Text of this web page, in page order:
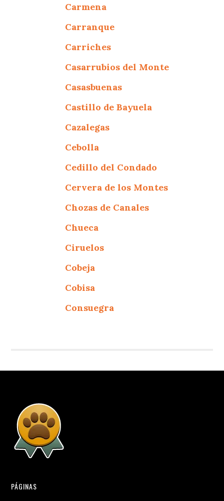
Carmena
Carranque
Carriches
Casarrubios del Monte
Casasbuenas
Castillo de Bayuela
Cazalegas
Cebolla
Cedillo del Condado
Cervera de los Montes
Chozas de Canales
Chueca
Ciruelos
Cobeja
Cobisa
Consuegra
PÁGINAS